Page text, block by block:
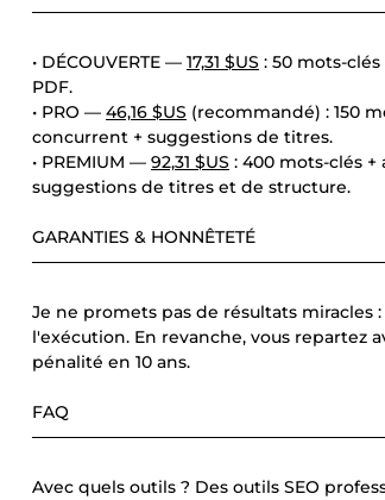
• DÉCOUVERTE — 17,31 $US : 50 mots-
PDF.
• PRO — 46,16 $US (recommandé) : 150
concurrent + suggestions de titres.
• PREMIUM — 92,31 $US : 400 mots-clés
suggestions de titres et de structure.
GARANTIES & HONNÊTETÉ
Je ne promets pas de résultats
l'exécution. En revanche, vous repartez
pénalité en 10 ans.
FAQ
Avec quels outils ? Des outils SEO